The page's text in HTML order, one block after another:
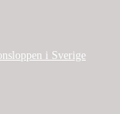
i Sverige